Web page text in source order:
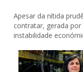
Apesar da nítida
contratar, gerada
instabilidade